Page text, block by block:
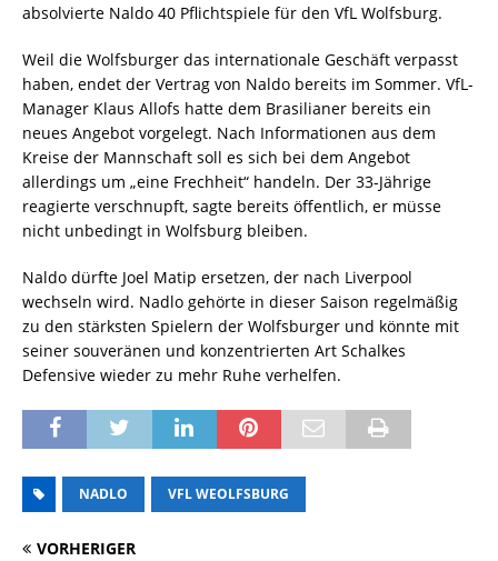
absolvierte Naldo 40 Pflichtspiele für den VfL Wolfsburg.
Weil die Wolfsburger das internationale Geschäft verpasst
haben, endet der Vertrag von Naldo bereits im Sommer. VfL-
Manager Klaus Allofs hatte dem Brasilianer bereits ein
neues Angebot vorgelegt. Nach Informationen aus dem
Kreise der Mannschaft soll es sich bei dem Angebot
allerdings um „eine Frechheit“ handeln. Der 33-Jährige
reagierte verschnupft, sagte bereits öffentlich, er müsse
nicht unbedingt in Wolfsburg bleiben.
Naldo dürfte Joel Matip ersetzen, der nach Liverpool
wechseln wird. Nadlo gehörte in dieser Saison regelmäßig
zu den stärksten Spielern der Wolfsburger und könnte mit
seiner souveränen und konzentrierten Art Schalkes
Defensive wieder zu mehr Ruhe verhelfen.
NADLO VFL WEOLFSBURG
VORHERIGER